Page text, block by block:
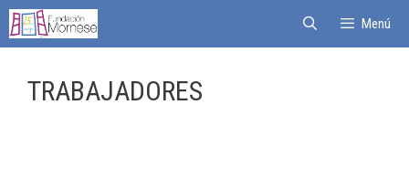
Menú
TRABAJADORES